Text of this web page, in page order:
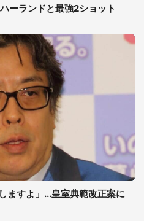
ーランドと最強2ショット
ますよ」...皇室典範改正案に